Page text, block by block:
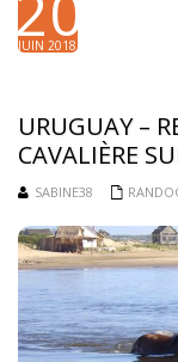
JUIN 2018
URUGUAY –
CAVALIÈRE
SABINE38